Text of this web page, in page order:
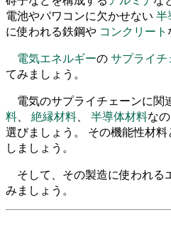
電池やパワコンに欠かせない 半
に使われる鉄鋼や コンクリート
電気エネルギーのサプライチ
てみましょう。
電気のサプライチェーンに関
料、 絶縁材料、 半導体材料な
選びましょう。 その機能性材
しましょう。
そして、その製造に使われる
みましょう。